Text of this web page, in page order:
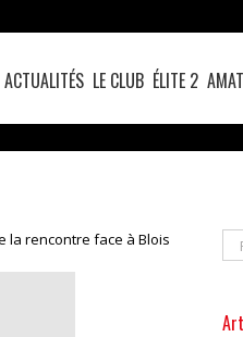
ACTUALITÉS LE CLUB ÉLITE 2
la rencontre face à Blois